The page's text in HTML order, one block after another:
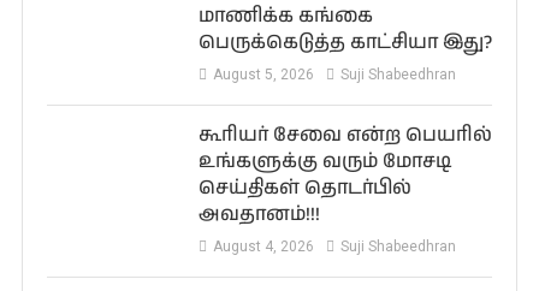
மாணிக்க கங்கை
பெருக்கெடுத்த காட்சியா இது?
August 5, 2026 Suji Shabeedhran
கூரியர் சேவை என்ற பெயரில்
உங்களுக்கு வரும் மோசடி
செய்திகள் தொடர்பில்
அவதானம்!!!
August 4, 2026 Suji Shabeedhran